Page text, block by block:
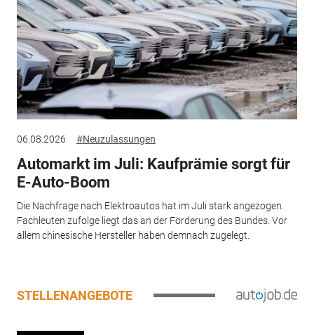
06.08.2026 #Neuzulassungen
Automarkt im Juli: Kaufprämie sorgt für
E-Auto-Boom
Die Nachfrage nach Elektroautos hat im Juli stark angezogen.
Fachleuten zufolge liegt das an der Förderung des Bundes. Vor
allem chinesische Hersteller haben demnach zugelegt.
STELLENANGEBOTE